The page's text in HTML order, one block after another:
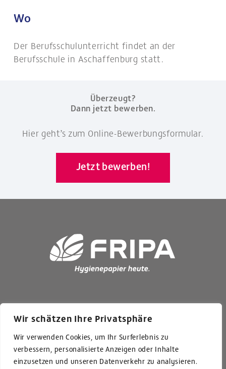
Wir schätzen Ihre Privatsphäre
Wir verwenden Cookies, um Ihr Surferlebnis zu
verbessern, personalisierte Anzeigen oder Inhalte
einzusetzen und unseren Datenverkehr zu analysieren.
Wo
Der Berufsschulunterricht findet an der
Berufsschule in Aschaffenburg statt.
Überzeugt?
Dann jetzt bewerben.
Hier geht’s zum Online-Bewerbungsformular.
Jetzt bewerben!
FripaPapierfabrik Albert Friedrich KG
Großheubacher Straße 4 | 63897 Miltenberg